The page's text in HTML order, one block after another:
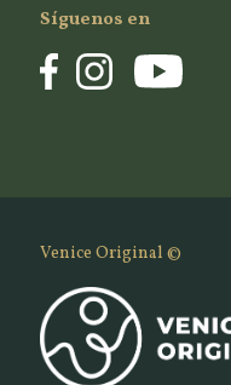
Síguenos en
Venice Original ©